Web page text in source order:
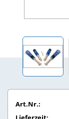
Art.Nr.: